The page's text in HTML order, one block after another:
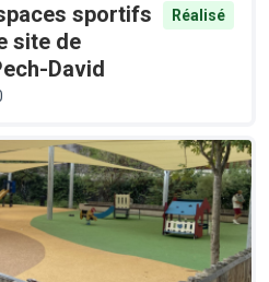
sportifs
site de
David
Réalisé